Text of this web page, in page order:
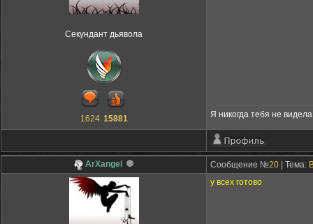
Секундант дьявола
1624 15881 Я никогда тебя не
ArXangel Сообщение №20 | Тема:
у всех готово